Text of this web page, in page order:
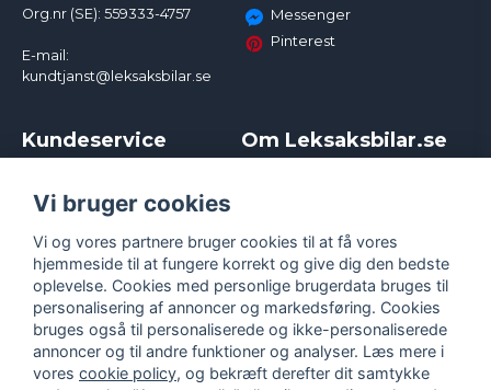
Org.nr (SE): 559333-4757
E-mail:
kundtjanst@leksaksbilar.se
Messenger
Pinterest
Kundeservice
Kampagner og rabatter
Reklamation
Policy chase cars
Returnera
Logga in
Om Leksaksbilar.se
Handelsbetingelser
Persondatapolitik
Cookies
Vi bruger cookies
Vi og vores partnere bruger cookies til at få vores
hjemmeside til at fungere korrekt og give dig den bedste
oplevelse. Cookies med personlige brugerdata bruges til
personalisering af annoncer og markedsføring. Cookies
bruges også til personaliserede og ikke-personaliserede
annoncer og til andre funktioner og analyser. Læs mere i
vores cookie policy, og bekræft derefter dit samtykke